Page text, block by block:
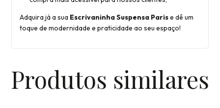
Adquira já a sua Escrivaninha Suspensa Parise dê um
toque de modernidade e praticidade ao seu espaço!
Produtos similares